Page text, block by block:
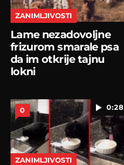
ZANIMLJIVOSTI
Lame nezadovoljne
frizurom smarale psa
da im otkrije tajnu
lokni
0:28
0
ZANIMLJIVOSTI